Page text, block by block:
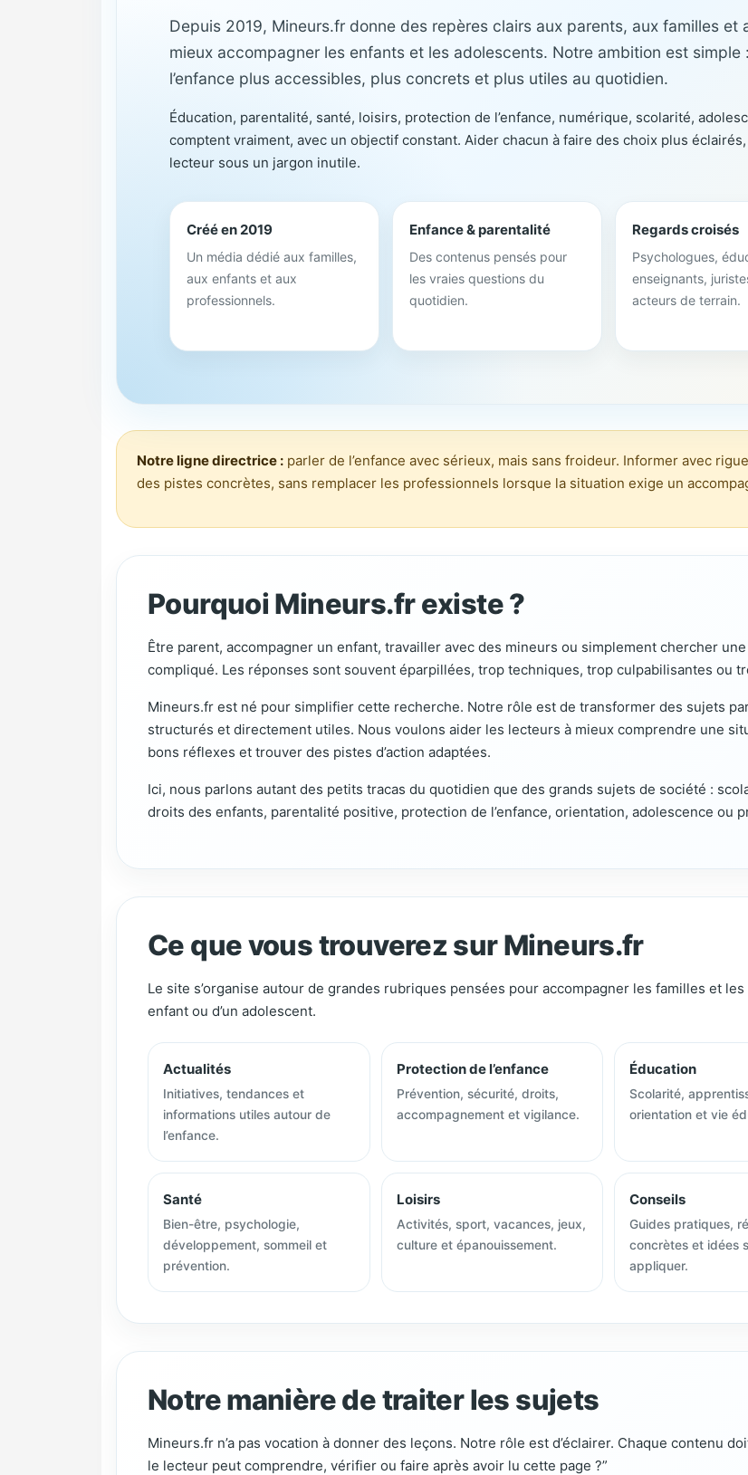
Depuis 2019, Mineurs.fr donne des repères clairs aux parents, aux familles et
mieux accompagner les enfants et les adolescents. Notre ambition est simple
l’enfance plus accessibles, plus concrets et plus utiles au quotidien.
Éducation, parentalité, santé, loisirs, protection de l’enfance, numérique, scolarité,
comptent vraiment, avec un objectif constant. Aider chacun à faire des choix plus
lecteur sous un jargon inutile.
Créé en 2019
Un média dédié aux familles,
aux enfants et aux
professionnels.
Enfance & parentalité
Des contenus pensés pour
les vraies questions du
quotidien.
Regards croisés
Psychologues,
enseignants,
acteurs de terrain.
Notre ligne directrice : parler de l’enfance avec sérieux, mais sans froideur. Informer avec
des pistes concrètes, sans remplacer les professionnels lorsque la situation exige un
Pourquoi Mineurs.fr existe ?
Être parent, accompagner un enfant, travailler avec des mineurs ou simplement chercher
compliqué. Les réponses sont souvent éparpillées, trop techniques, trop culpabilisantes ou
Mineurs.fr est né pour simplifier cette recherche. Notre rôle est de transformer des sujets
structurés et directement utiles. Nous voulons aider les lecteurs à mieux comprendre une
bons réflexes et trouver des pistes d’action adaptées.
Ici, nous parlons autant des petits tracas du quotidien que des grands sujets de société :
droits des enfants, parentalité positive, protection de l’enfance, orientation, adolescence ou
Ce que vous trouverez sur Mineurs.fr
Le site s’organise autour de grandes rubriques pensées pour accompagner les familles et
enfant ou d’un adolescent.
Actualités
Initiatives, tendances et
informations utiles autour de
l’enfance.
Protection de l’enfance
Prévention, sécurité, droits,
accompagnement et vigilance.
Éducation
Scolarité,
orientation et vie
Santé
Bien-être, psychologie,
développement, sommeil et
prévention.
Loisirs
Activités, sport, vacances, jeux,
culture et épanouissement.
Conseils
Guides pratiques,
concrètes et idées
appliquer.
Notre manière de traiter les sujets
Mineurs.fr n’a pas vocation à donner des leçons. Notre rôle est d’éclairer. Chaque contenu
le lecteur peut comprendre, vérifier ou faire après avoir lu cette page ?”